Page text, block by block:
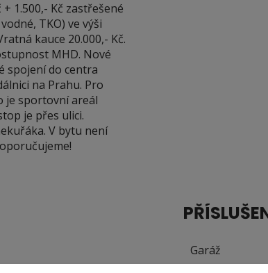
1.500,- Kč zastřešené
TKO) ve výši
kauce 20.000,- Kč.
MHD. Nové
spojení do centra
na Prahu. Pro
je sportovní areál
je přes ulici.
V bytu není
Garáž